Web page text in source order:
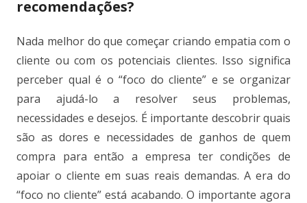
recomendações?
Nada melhor do que começar criando empatia com o
cliente ou com os potenciais clientes. Isso significa
perceber qual é o “foco do cliente” e se organizar
para ajudá-lo a resolver seus problemas,
necessidades e desejos. É importante descobrir quais
são as dores e necessidades de ganhos de quem
compra para então a empresa ter condições de
apoiar o cliente em suas reais demandas. A era do
“foco no cliente” está acabando. O importante agora